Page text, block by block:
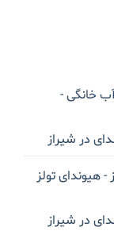
خانگی -
در شیراز
- هیوندای تولز
در شیراز